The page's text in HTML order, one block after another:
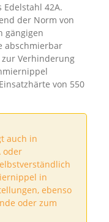
Edelstahl 42A.
der Norm von
gängigen
abschmierbar
Verhinderung
von 550
auch in
oder
in
ebenso
oder zum